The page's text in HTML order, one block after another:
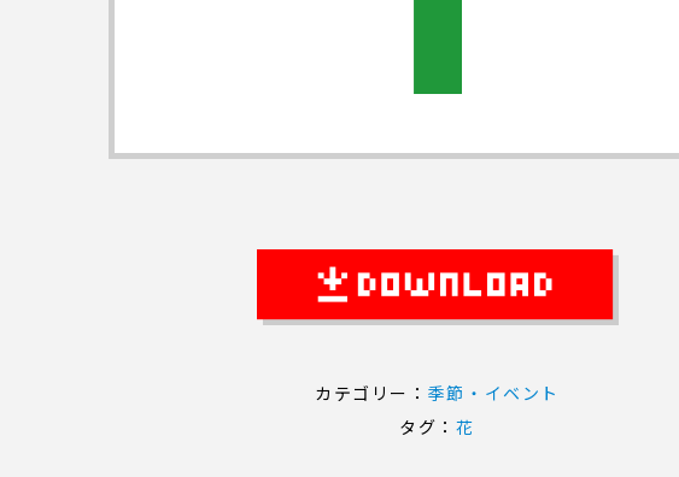
カテゴリー： 季節・イベント
タグ：花